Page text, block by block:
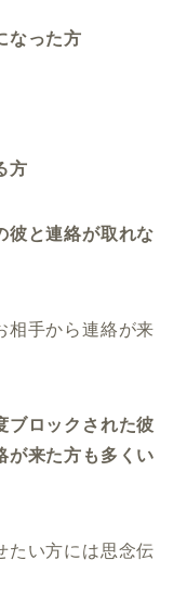
なった方
方
彼と連絡が取れな
相手から連絡が来
ブロックされた彼
が来た方も多くい
たい方には思念伝